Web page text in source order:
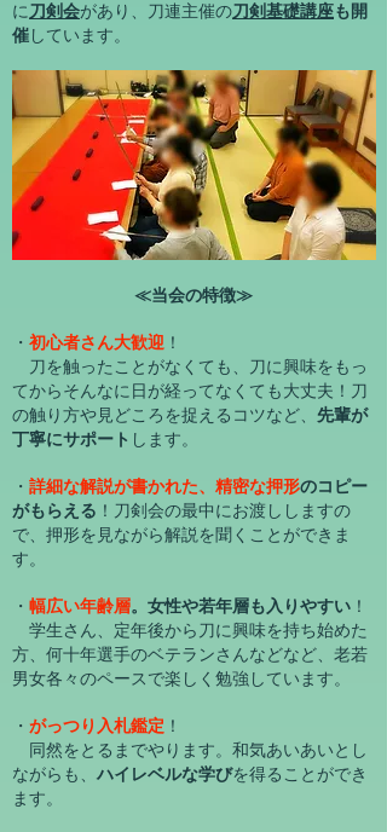
に刀剣会があり、刀連主催の刀剣基礎講座も開
催しています。
≪当会の特徴≫
・ 初心者さん大歓迎 ！
刀を触ったことがなくても、刀に興味をもっ
てからそんなに日が経ってなくても大丈夫！刀
の触り方や見どころを捉えるコツなど、 先輩が
丁寧にサポート します。
・ 詳細な解説が書かれた、精密な押形のコピー
がもらえる ！刀剣会の最中にお渡ししますの
で、押形を見ながら解説を聞くことができま
す。
・ 幅広い年齢層。女性や若年層も入りやすい ！
学生さん、定年後から刀に興味を持ち始めた
方、何十年選手のベテランさんなどなど、老若
男女各々のペースで楽しく勉強しています。
・ がっつり入札鑑定 ！
同然をとるまでやります。和気あいあいとし
ながらも、 ハイレベルな学びを得ることができ
ます。